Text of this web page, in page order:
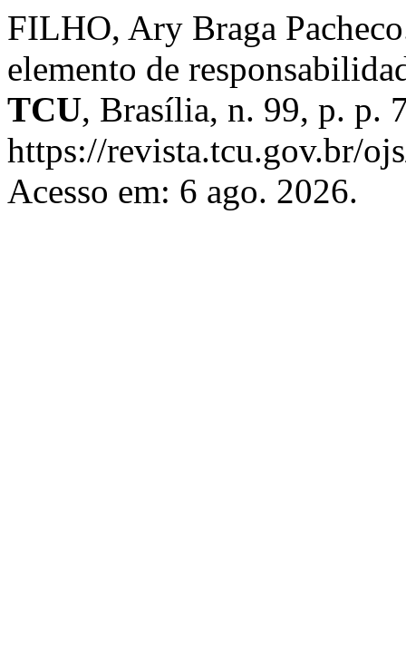
FILHO, Ary Braga
elemento de
TCU, Brasília, n. 99, p. p.
https://revista.tcu.gov.br/
Acesso em: 6 ago. 2026.